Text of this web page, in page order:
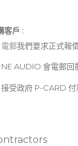
客戶 :​
電郵我們要求正式報
NE AUDIO 會電郵回
接受政府 P-CARD 付